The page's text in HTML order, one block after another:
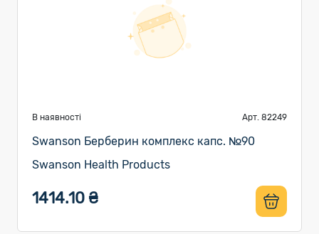
В наявності Арт. 82249
Swanson Берберин комплекс капс. №90
Swanson Health Products
1414.10 ₴